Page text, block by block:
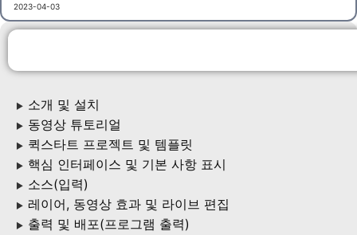
▶ 소개 및 설치
▶ 동영상 튜토리얼
▶ 퀵스타트 프로젝트 및 템플릿
▶ 핵심 인터페이스 및 기본 사항 표시
▶ 소스(입력)
▶ 레이어, 동영상 효과 및 라이브 편집
▶ 출력 및 배포(프로그램 출력)
2023-04-03